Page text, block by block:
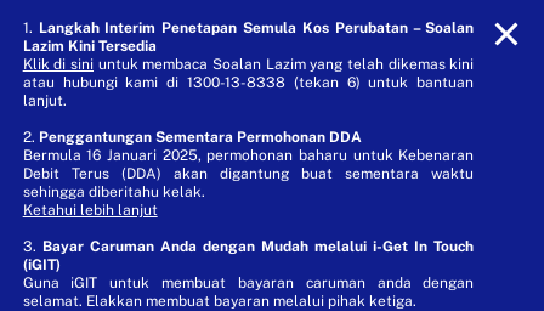
1. Langkah Interim Penetapan Semula Kos Perubatan – Soalan
Lazim Kini Tersedia
Klik di sini untuk membaca Soalan Lazim yang telah dikemas kini
atau hubungi kami di 1300-13-8338 (tekan 6) untuk bantuan
lanjut.
2. Penggantungan Sementara Permohonan DDA
Bermula 16 Januari 2025, permohonan baharu untuk Kebenaran
Debit Terus (DDA) akan digantung buat sementara waktu
sehingga diberitahu kelak.
Ketahui lebih lanjut
3. Bayar Caruman Anda dengan Mudah melalui i-Get In Touch
(iGIT)
Guna iGIT untuk membuat bayaran caruman anda dengan
selamat. Elakkan membuat bayaran melalui pihak ketiga.